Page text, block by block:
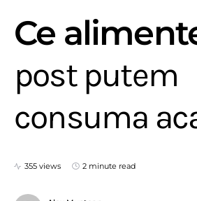
Ce
post putem
consuma
355 views 2 minute read